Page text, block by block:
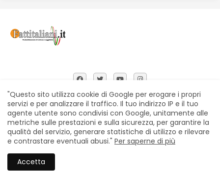
Home Chi siamo Contatti
Privacy Policy
Segnalazioni
All Right Reserved Copyright © Fattitaliani
"Questo sito utilizza cookie di Google per erogare i propri
servizi e per analizzare il traffico. Il tuo indirizzo IP e il tuo
agente utente sono condivisi con Google, unitamente alle
metriche sulle prestazioni e sulla sicurezza, per garantire la
qualità del servizio, generare statistiche di utilizzo e rilevare
e contrastare eventuali abusi." Per saperne di più
Accetta